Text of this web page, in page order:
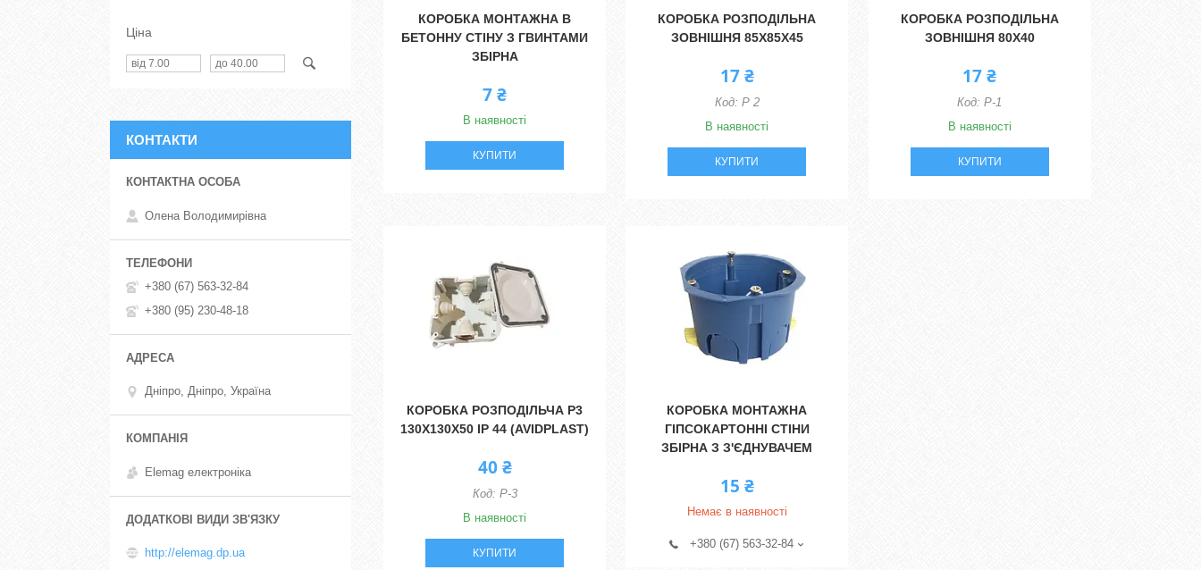
КОРОБКА МОНТАЖНА В
БЕТОННУ СТІНУ З ГВИНТАМИ
ЗБІРНА
7 ₴
В наявності
КУПИТИ
КОРОБКА РОЗПОДІЛЬНА
ЗОВНІШНЯ 85Х85Х45
17 ₴
Р 2
В наявності
КУПИТИ
КОРОБКА РОЗПОДІЛЬНА
ЗОВНІШНЯ 80Х40
17 ₴
Р-1
В наявності
КУПИТИ
КОРОБКА РОЗПОДІЛЬЧА Р3
130Х130Х50 ІР 44 (AVIDPLAST)
40 ₴
Р-3
В наявності
КУПИТИ
КОРОБКА МОНТАЖНА
ГІПСОКАРТОННІ СТІНИ
ЗБІРНА З З'ЄДНУВАЧЕМ
15 ₴
Немає в наявності
+380 (67) 563-32-84
Ціна
КОНТАКТИ
Олена Володимирівна
+380 (67) 563-32-84
+380 (95) 230-48-18
Дніпро, Дніпро, Україна
Elemag електроніка
http://elemag.dp.ua